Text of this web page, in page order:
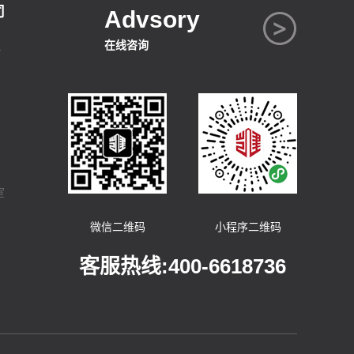
Advsory
在线咨询
微信二维码 小程序二维码
客服热线:400-6618736